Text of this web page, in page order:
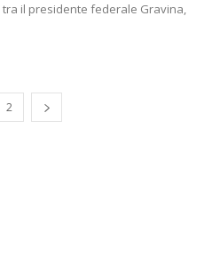
tra il presidente federale Gravina,
2